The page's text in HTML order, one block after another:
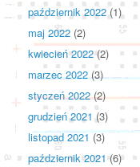
październik 2022(1)
maj 2022 (2)
kwiecień 2022(2)
marzec 2022(3)
styczeń 2022 (2)
grudzień 2021 (3)
listopad 2021 (3)
październik 2021(6)